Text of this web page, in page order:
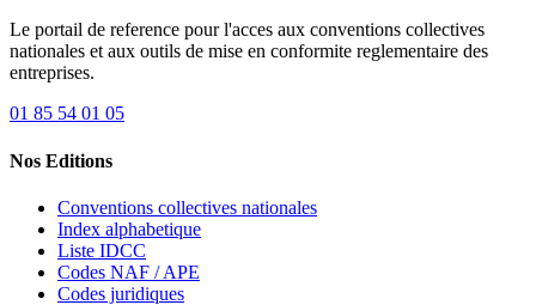
Le portail de reference pour l'acces aux conventions collectives
nationales et aux outils de mise en conformite reglementaire des
entreprises.
01 85 54 01 05
Nos Editions
Conventions collectives nationales
Index alphabetique
Liste IDCC
Codes NAF / APE
Codes juridiques